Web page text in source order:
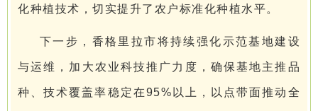
化种植技术，切实提升了农户标准化种植水平。
下一步，香格里拉市将持续强化示范基地建设
与运维，加大农业科技推广力度，确保基地主推品
种、技术覆盖率稳定在95%以上，以点带面推动全